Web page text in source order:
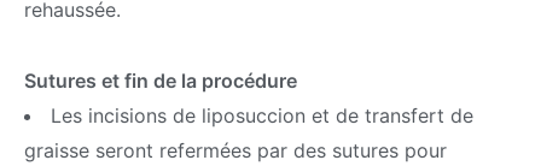
rehaussée.
Sutures et fin de la procédure
Les incisions de liposuccion et de transfert de
graisse seront refermées par des sutures pour